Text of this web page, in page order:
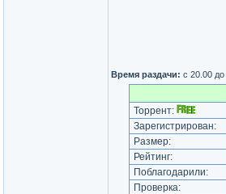
Время раздачи: с 20.00
Торрент:
Зарегистрирован:
Размер:
Рейтинг:
Поблагодарили:
Проверка: